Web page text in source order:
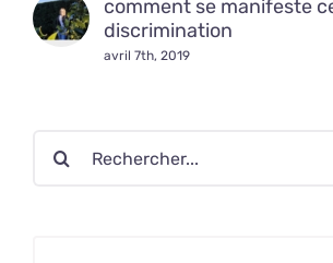
comment se manifeste
discrimination
avril 7th, 2019
Rechercher: